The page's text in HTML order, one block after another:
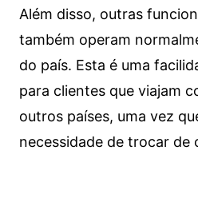
Além disso, outras
também operam
do país. Esta é uma
para clientes que viajam
outros países, uma vez
necessidade de trocar de